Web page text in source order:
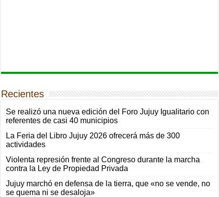
Recientes
Se realizó una nueva edición del Foro Jujuy Igualitario con
referentes de casi 40 municipios
La Feria del Libro Jujuy 2026 ofrecerá más de 300
actividades
Violenta represión frente al Congreso durante la marcha
contra la Ley de Propiedad Privada
Jujuy marchó en defensa de la tierra, que «no se vende, no
se quema ni se desaloja»